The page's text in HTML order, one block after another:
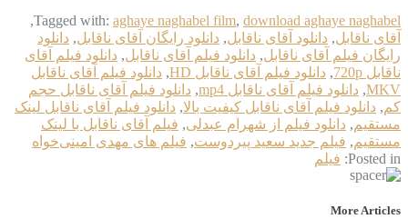
Tagged with: aghaye naghabel film, download aghaye naghabel
,
آقای ناقابل, دانلود آقای ناقابل, دانلود رایگان آقای ناقابل, دانلود
رایگان فیلم آقای ناقابل, دانلود فیلم آقای ناقابل, دانلود فیلم آقای
ناقابل 720p
, دانلود فیلم آقای ناقابل HD , دانلود فیلم آقای ناقابل
MKV
, دانلود فیلم آقای ناقابل mp4 , دانلود فیلم آقای ناقابل حجم
کم, دانلود فیلم آقای ناقابل کیفیت بالا, دانلود فیلم آقای ناقابل لینک
مستقیم, دانلود فیلم از شهرام عبدلی, فیلم آقای ناقابل با لینک
مستقیم, فیلم جدید سعید پیردوست, فیلم های مهدی امینی‌خواه
Posted in: فیلم
More Articles